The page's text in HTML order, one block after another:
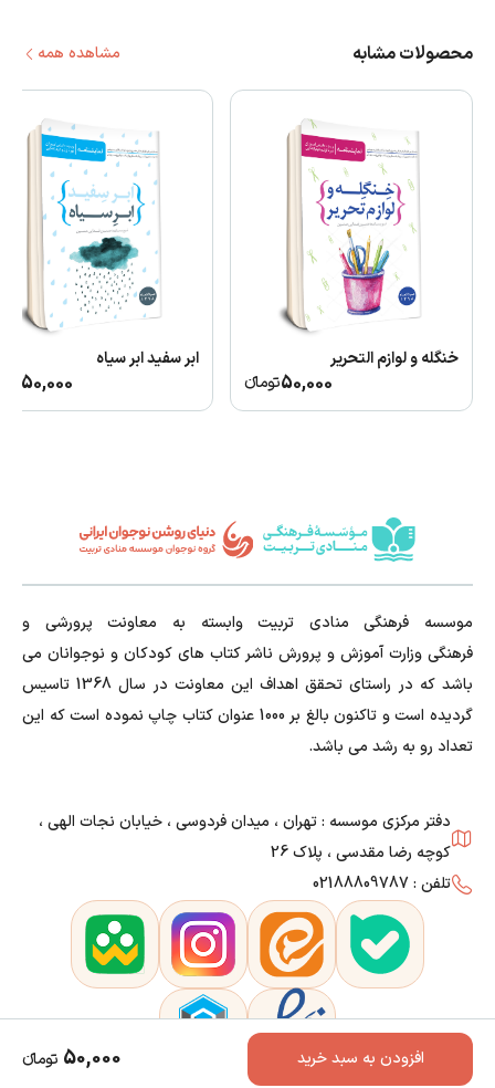
50,000 تومانء افزودن به سبد خرید
محصولات مشابه مشاهده همه
خنگله و لوازم التحریر
50,000تومانء
ابر سفید ابر سیاه
50,000
موسسه فرهنگی منادی تربیت وابسته به معاونت پرورشی و
فرهنگی وزارت آموزش و پرورش ناشر کتاب های کودکان و نوجوانان می
باشد که در راستای تحقق اهداف این معاونت در سال 1368 تاسیس
گردیده است و تاکنون بالغ بر 1000 عنوان کتاب چاپ نموده است که این
تعداد رو به رشد می باشد.
دفتر مرکزی موسسه : تهران ، میدان فردوسی ، خیابان نجات الهی ،
کوچه رضا مقدسی ، پلاک 26
تلفن : 02188809787